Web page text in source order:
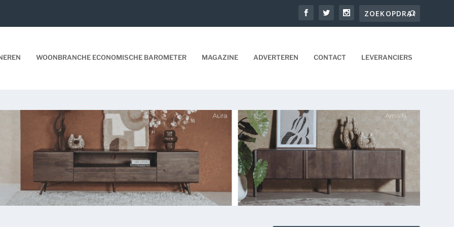
WOONBRANCHE ECONOMISCHE BAROMETER MAGAZINE ADVERTEREN CONTACT LEVERANCIERS